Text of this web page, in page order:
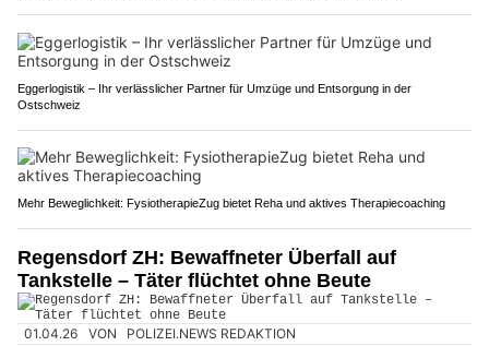
Eggerlogistik – Ihr verlässlicher Partner für Umzüge und Entsorgung in der
Ostschweiz
Mehr Beweglichkeit: FysiotherapieZug bietet Reha und aktives Therapiecoaching
Regensdorf ZH: Bewaffneter Überfall auf
Tankstelle – Täter flüchtet ohne Beute
01.04.26 VON POLIZEI.NEWS REDAKTION